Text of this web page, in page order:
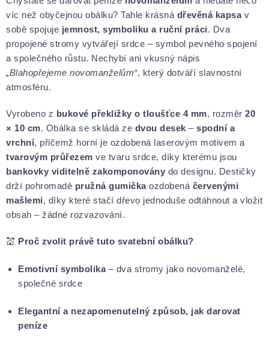
víc než obyčejnou obálku? Tahle krásná dřevěná kapsav
sobě spojuje jemnost, symboliku a ruční práci. Dva
propojené stromy vytvářejí srdce – symbol pevného spojení
a společného růstu. Nechybí ani vkusný nápis
„Blahopřejeme novomanželům“, který dotváří slavnostní
atmosféru.
Vyrobeno z bukové překližky o tloušťce 4 mm, rozměr 20
× 10 cm. Obálka se skládá ze dvou desek – spodní a
vrchní, přičemž horní je ozdobená laserovým motivem a
tvarovým průřezem ve tvaru srdce, díky kterému jsou
bankovky viditelně zakomponovány do designu. Destičky
drží pohromadě pružná gumičkaozdobená červenými
mašlemi, díky které stačí dřevo jednoduše odtáhnout a vložit
obsah – žádné rozvazování.
💒 Proč zvolit právě tuto svatební obálku?
Emotivní symbolika– dva stromy jako novomanželé,
společné srdce
Elegantní a nezapomenutelný způsob, jak darovat
peníze